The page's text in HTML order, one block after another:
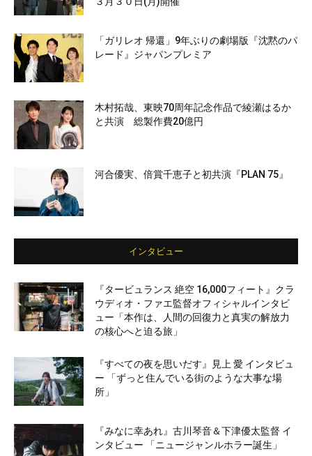
「ガリレオ 帰還」9年ぶりの劇場版『沈黙のパ
レード』ジャパンプレミア
木村拓哉、東映70周年記念作品で綾瀬はるか
と共演 総製作費20億円
河合優実、倍賞千恵子と初共演『PLAN 75』
インタビュー
『タービュランス 絶空 16,000フィート』クラ
ウディオ・ファエ監督オフィシャルインタビ
ュー「本作は、人間の回復力と真実の解放力
の核心へと迫る旅」
『すべての夜を思いだす』見上 愛 インタビュ
ー 「ずっと住んでいる街のような大事な場
所」
『みなに幸あれ』古川琴音＆下津優太監督 イ
ンタビュー 「ニュージャンルホラー誕生」